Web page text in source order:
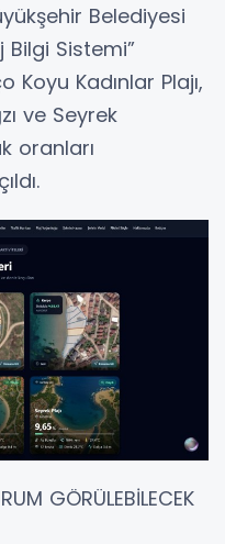
Belediyesi
Bilgi Sistemi”
Koyu Kadınlar Plajı,
ve Seyrek
oranları
GÖRÜLEBİLECEK